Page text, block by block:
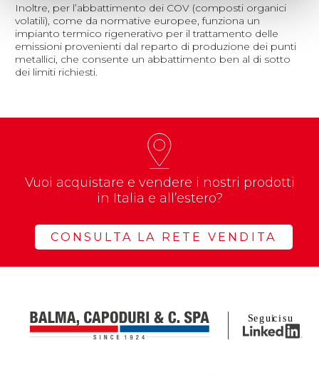
Inoltre, per l’abbattimento dei COV (composti organici
volatili), come da normative europee, funziona un
impianto termico rigenerativo per il trattamento delle
emissioni provenienti dal reparto di produzione dei punti
metallici, che consente un abbattimento ben al di sotto
dei limiti richiesti.
Vuoi acquistare e vendere i nostri prodotti
in Italia e all’estero?
CONSULTA LA RETE VENDITA